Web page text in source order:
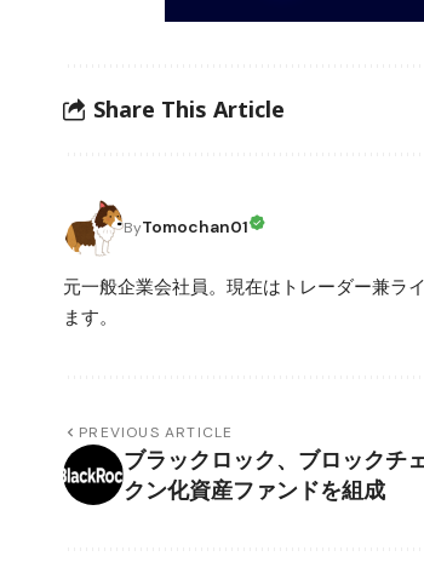
Share This Article
ByTomochan01
元一般企業会社員。現在はトレーダー兼ラ
ます。
PREVIOUS ARTICLE
ブラックロック、ブロックチ
クン化資産ファンドを組成